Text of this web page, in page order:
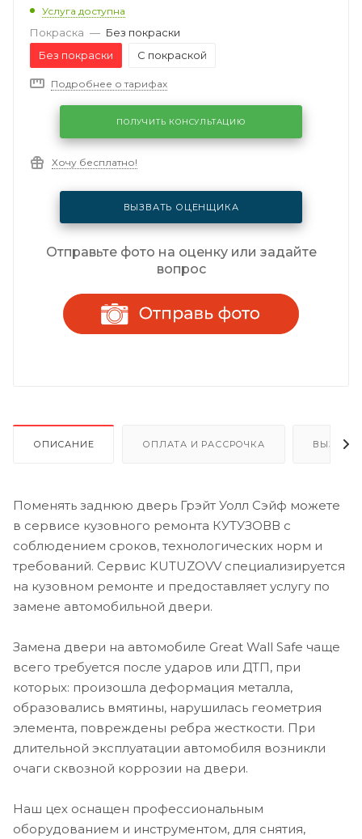
Услуга доступна
Покраска — Без покраски
Без покраски
С покраской
Подробнее о тарифах
ПОЛУЧИТЬ КОНСУЛЬТАЦИЮ
Хочу бесплатно!
ВЫЗВАТЬ ОЦЕНЩИКА
Отправьте фото на оценку или задайте
вопрос
ОПИСАНИЕ ОПЛАТА И РАССРОЧКА ВЫЗОВ
Поменять заднюю дверь Грэйт Уолл Сэйф можете
в сервисе кузовного ремонта КУТУЗОВВ с
соблюдением сроков, технологических норм и
требований. Сервис KUTUZOVV специализируется
на кузовном ремонте и предоставляет услугу по
замене автомобильной двери.
Замена двери на автомобиле Great Wall Safe чаще
всего требуется после ударов или ДТП, при
которых: произошла деформация металла,
образовались вмятины, нарушилась геометрия
элемента, повреждены ребра жесткости. При
длительной эксплуатации автомобиля возникли
очаги сквозной коррозии на двери.
Наш цех оснащен профессиональным
оборудованием и инструментом, для снятия,